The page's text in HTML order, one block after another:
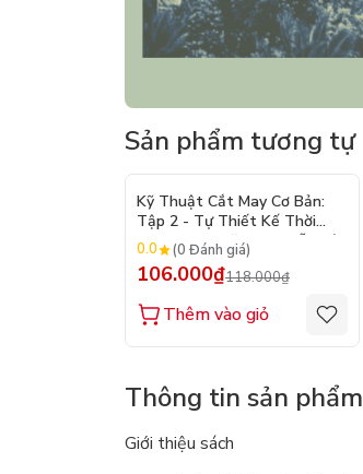
Sản phẩm tương tự
- 10%
Kỹ Thuật Cắt May Cơ Bản:
Tập 2 - Tự Thiết Kế Thời
Trang Nam Nữ - Tạo Mẫu Rập
- Kỹ Thuật Nhảy Size
0.0 (0 Đánh giá)
106.000₫118.000₫
Thêm vào giỏ
Thông tin sản phẩm
Giới thiệu sách